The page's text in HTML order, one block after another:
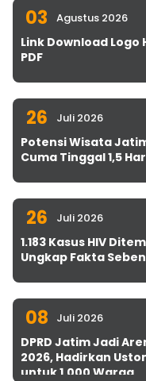
03 Agustus 2026
Link Download Logo
PDF
26 Juli 2026
Potensi Wisata
Cuma Tinggal 1,5
26 Juli 2026
1.183 Kasus HIV
Ungkap Fakta
08 Juli 2026
DPRD Jatim Jadi
2026, Hadirkan
untuk 1.000 Warga